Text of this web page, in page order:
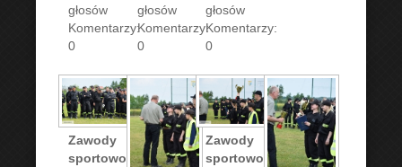
głosów
Komentarzy:
0
głosów
Komentarzy:
0
głosów
Komentarzy:
0
Zawody
sportowo-
Zawody
sportowo-